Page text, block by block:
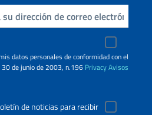
datos personales de conformidad con el
30 de junio de 2003, n.196 PrivacyAvisos
de noticias para recibir